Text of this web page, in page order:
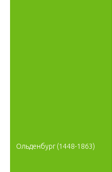
Ольденбург(1448-1863)